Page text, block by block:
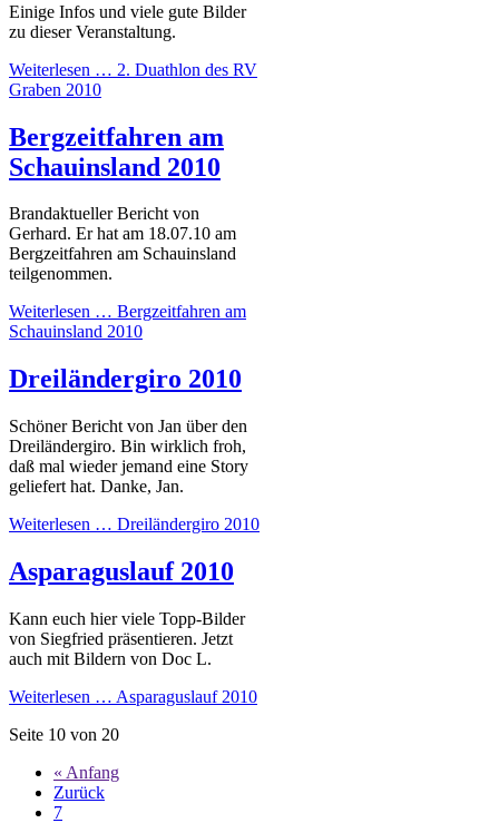
Einige Infos und viele gute Bilder
zu dieser Veranstaltung.
Weiterlesen … 2. Duathlon des RV
Graben 2010
Bergzeitfahren am
Schauinsland 2010
Brandaktueller Bericht von
Gerhard. Er hat am 18.07.10 am
Bergzeitfahren am Schauinsland
teilgenommen.
Weiterlesen … Bergzeitfahren am
Schauinsland 2010
Dreiländergiro 2010
Schöner Bericht von Jan über den
Dreiländergiro. Bin wirklich froh,
daß mal wieder jemand eine Story
geliefert hat. Danke, Jan.
Weiterlesen … Dreiländergiro 2010
Asparaguslauf 2010
Kann euch hier viele Topp-Bilder
von Siegfried präsentieren. Jetzt
auch mit Bildern von Doc L.
Weiterlesen … Asparaguslauf 2010
Seite 10 von 20
« Anfang
Zurück
7